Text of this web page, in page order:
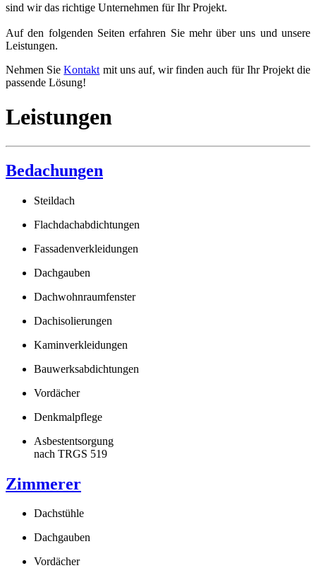
sind wir das richtige Unternehmen für Ihr Projekt.
Auf den folgenden Seiten erfahren Sie mehr über uns und unsere
Leistungen.
Nehmen SieKontakt mit uns auf, wir finden auch für Ihr Projekt die
passende Lösung!
Leistungen
Bedachungen
Steildach
Flachdachabdichtungen
Fassadenverkleidungen
Dachgauben
Dachwohnraumfenster
Dachisolierungen
Kaminverkleidungen
Bauwerksabdichtungen
Vordächer
Denkmalpflege
Asbestentsorgung
nach TRGS 519
Zimmerer
Dachstühle
Dachgauben
Vordächer